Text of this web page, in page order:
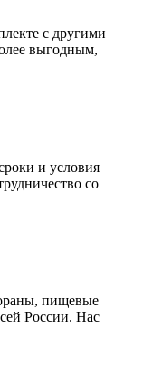
с другими
выгодным,
и условия
со
пищевые
России. Нас